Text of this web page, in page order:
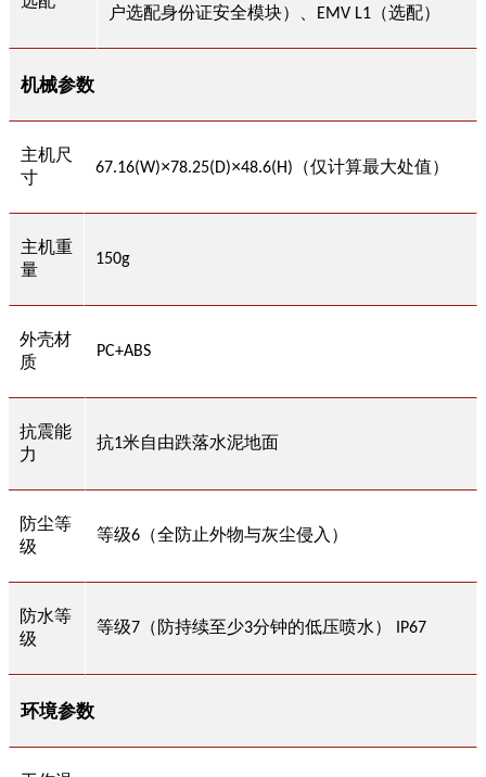
户选配身份证安全模块）、 EMV L1 （选配）
机械参数
主机尺
寸
67.16(W)×78.25(D)×48.6(H) （仅计算最大处值）
主机重
量
150g
外壳材
质
PC+ABS
抗震能
力
抗1米自由跌落水泥地面
防尘等
级
等级6 （全防止外物与灰尘侵入）
防水等
级
等级7 （防持续至少3分钟的低压喷水） IP67
环境参数